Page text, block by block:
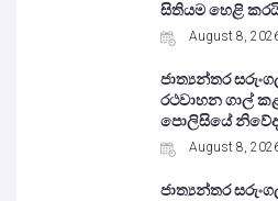
සිතියම හෙළි
August 8,
ජාත්‍යන්තර
රථවාහන ගාල්
පොලිසියේ
August 8,
ජාත්‍යන්තර